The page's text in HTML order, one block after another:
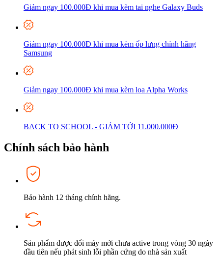
Giảm ngay 100.000Đ khi mua kèm tai nghe Galaxy Buds
Giảm ngay 100.000Đ khi mua kèm ốp lưng chính hãng
Samsung
Giảm ngay 100.000Đ khi mua kèm loa Alpha Works
BACK TO SCHOOL - GIẢM TỚI 11.000.000Đ
Chính sách bảo hành
Bảo hành 12 tháng chính hãng.
Sản phẩm được đổi máy mới chưa active trong vòng 30 ngày
đầu tiên nếu phát sinh lỗi phần cứng do nhà sản xuất